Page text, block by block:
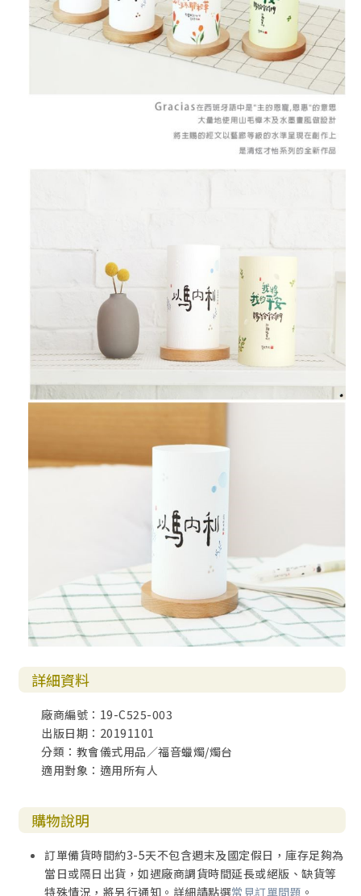
詳細資料
廠商編號：19-C525-003
出版日期：20191101
分類：教會儀式用品／福音蠟燭/燭台
適用對象：適用所有人
購物說明
訂單備貨時間約3-5天不包含週末及國定假日，庫存足夠為
當日或隔日出貨，如遇廠商調貨時間延長或絕版、缺貨等
特殊情況，將另行通知。詳細請點選常見訂單問題 。